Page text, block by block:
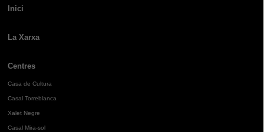
Inici
La Xarxa
Centres
Casa de Cultura
Casal Torreblanca
Xalet Negre
Casal Mira-sol